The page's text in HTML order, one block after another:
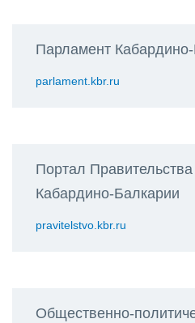
Парламент
parlament.kbr.ru
Портал Правительства
Кабардино-Балкарии
pravitelstvo.kbr.ru
Общественно-